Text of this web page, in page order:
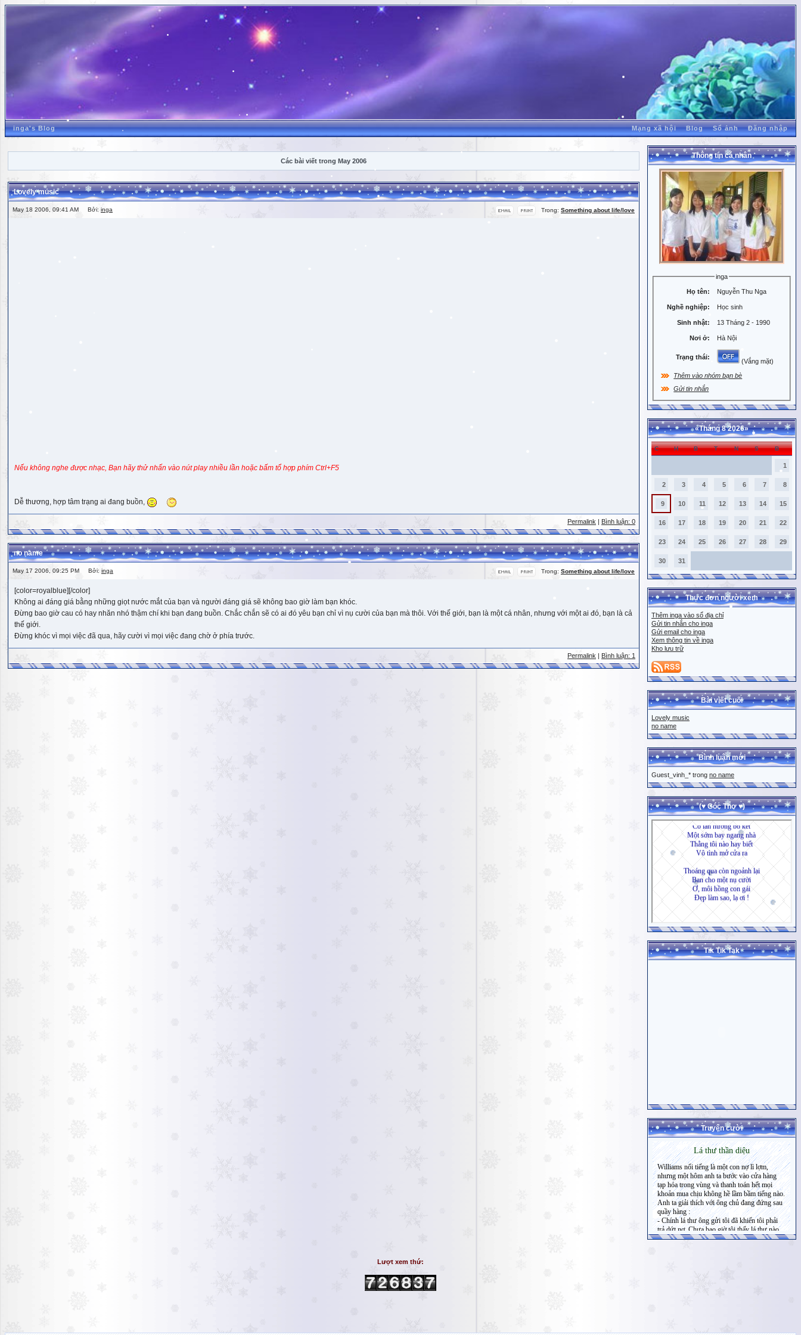
inga's Blog Mạng xã hội Blog Sổ ảnh Đăng nhập
Các bài viết trong May 2006
Lovely music
Trong: Something about life/love
May 18 2006, 09:41 AM Bởi: inga
Nếu không nghe được nhạc, Bạn hãy thử nhấn vào nút play nhiều lần hoặc bấm tổ hợp phím Ctrl+F5
Dễ thương, hợp tâm trạng ai đang buồn,
Permalink Bình luận: 0
no name
Trong: Something about life/love
May 17 2006, 09:25 PM Bởi: inga
[color=royalblue][/color]
Không ai đáng giá bằng những giọt nước mắt của bạn và người đáng giá sẽ không bao giờ làm bạn khóc.
Đừng bao giờ cau có hay nhăn nhó thậm chí khi bạn đang buồn. Chắc chắn sẽ có ai đó yêu bạn chỉ vì nụ cười của bạn mà thôi. Với thế giới, bạn là một cá nhân, nhưng với một ai đó, bạn là cả
thế giới.
Đừng khóc vì mọi việc đã qua, hãy cười vì mọi việc đang chờ ở phía trước.
Permalink Bình luận: 1
Thông tin cá nhân
inga
Họ tên: Nguyễn Thu Nga
Nghề nghiệp: Học sinh
Sinh nhật: 13 Tháng 2 - 1990
Nơi ở: Hà Nội
Trạng thái:
(Vắng mặt)
Thêm vào nhóm bạn bè
Gửi tin nhắn
«Tháng 8 2026»
C H B T N S B
1
2 3 4 5 6 7 8
9 10 11 12 13 14 15
16 17 18 19 20 21 22
23 24 25 26 27 28 29
30 31
Thực đơn người xem
Thêm inga vào sổ địa chỉ
Gửi tin nhắn cho inga
Gửi email cho inga
Xem thông tin về inga
Kho lưu trữ
Bài viết cuối
Lovely music
no name
Bình luận mới
Guest_vinh_* trong no name
(♥ Góc Thơ ♥)
Tik Tik Tak
Truyện cười
Lượt xem thứ: